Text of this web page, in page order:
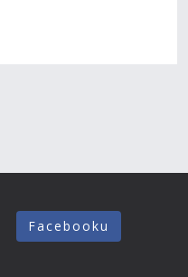
Facebooku